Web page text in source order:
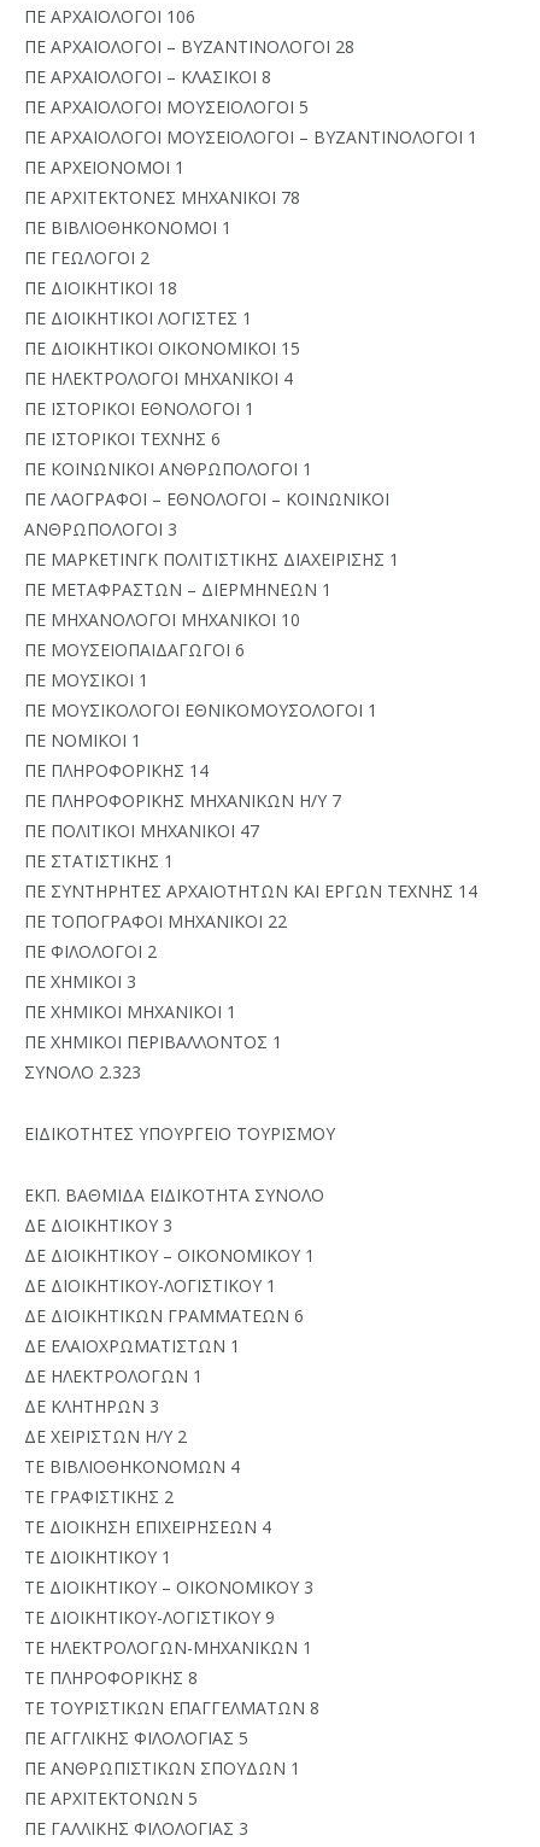
ΠΕ ΑΡΧΑΙΟΛΟΓΟΙ 106
ΠΕ ΑΡΧΑΙΟΛΟΓΟΙ – ΒΥΖΑΝΤΙΝΟΛΟΓΟΙ 28
ΠΕ ΑΡΧΑΙΟΛΟΓΟΙ – ΚΛΑΣΙΚΟΙ 8
ΠΕ ΑΡΧΑΙΟΛΟΓΟΙ ΜΟΥΣΕΙΟΛΟΓΟΙ 5
ΠΕ ΑΡΧΑΙΟΛΟΓΟΙ ΜΟΥΣΕΙΟΛΟΓΟΙ – ΒΥΖΑΝΤΙΝΟΛΟΓΟΙ 1
ΠΕ ΑΡΧΕΙΟΝΟΜΟΙ 1
ΠΕ ΑΡΧΙΤΕΚΤΟΝΕΣ ΜΗΧΑΝΙΚΟΙ 78
ΠΕ ΒΙΒΛΙΟΘΗΚΟΝΟΜΟΙ 1
ΠΕ ΓΕΩΛΟΓΟΙ 2
ΠΕ ΔΙΟΙΚΗΤΙΚΟΙ 18
ΠΕ ΔΙΟΙΚΗΤΙΚΟΙ ΛΟΓΙΣΤΕΣ 1
ΠΕ ΔΙΟΙΚΗΤΙΚΟΙ ΟΙΚΟΝΟΜΙΚΟΙ 15
ΠΕ ΗΛΕΚΤΡΟΛΟΓΟΙ ΜΗΧΑΝΙΚΟΙ 4
ΠΕ ΙΣΤΟΡΙΚΟΙ ΕΘΝΟΛΟΓΟΙ 1
ΠΕ ΙΣΤΟΡΙΚΟΙ ΤΕΧΝΗΣ 6
ΠΕ ΚΟΙΝΩΝΙΚΟΙ ΑΝΘΡΩΠΟΛΟΓΟΙ 1
ΠΕ ΛΑΟΓΡΑΦΟΙ – ΕΘΝΟΛΟΓΟΙ – ΚΟΙΝΩΝΙΚΟΙ
ΑΝΘΡΩΠΟΛΟΓΟΙ 3
ΠΕ ΜΑΡΚΕΤΙΝΓΚ ΠΟΛΙΤΙΣΤΙΚΗΣ ΔΙΑΧΕΙΡΙΣΗΣ 1
ΠΕ ΜΕΤΑΦΡΑΣΤΩΝ – ΔΙΕΡΜΗΝΕΩΝ 1
ΠΕ ΜΗΧΑΝΟΛΟΓΟΙ ΜΗΧΑΝΙΚΟΙ 10
ΠΕ ΜΟΥΣΕΙΟΠΑΙΔΑΓΩΓΟΙ 6
ΠΕ ΜΟΥΣΙΚΟΙ 1
ΠΕ ΜΟΥΣΙΚΟΛΟΓΟΙ ΕΘΝΙΚΟΜΟΥΣΟΛΟΓΟΙ 1
ΠΕ ΝΟΜΙΚΟΙ 1
ΠΕ ΠΛΗΡΟΦΟΡΙΚΗΣ 14
ΠΕ ΠΛΗΡΟΦΟΡΙΚΗΣ ΜΗΧΑΝΙΚΩΝ Η/Υ 7
ΠΕ ΠΟΛΙΤΙΚΟΙ ΜΗΧΑΝΙΚΟΙ 47
ΠΕ ΣΤΑΤΙΣΤΙΚΗΣ 1
ΠΕ ΣΥΝΤΗΡΗΤΕΣ ΑΡΧΑΙΟΤΗΤΩΝ ΚΑΙ ΕΡΓΩΝ ΤΕΧΝΗΣ 14
ΠΕ ΤΟΠΟΓΡΑΦΟΙ ΜΗΧΑΝΙΚΟΙ 22
ΠΕ ΦΙΛΟΛΟΓΟΙ 2
ΠΕ ΧΗΜΙΚΟΙ 3
ΠΕ ΧΗΜΙΚΟΙ ΜΗΧΑΝΙΚΟΙ 1
ΠΕ ΧΗΜΙΚΟΙ ΠΕΡΙΒΑΛΛΟΝΤΟΣ 1
ΣΥΝΟΛΟ 2.323
ΕΙΔΙΚΟΤΗΤΕΣ ΥΠΟΥΡΓΕΙΟ ΤΟΥΡΙΣΜΟΥ
ΕΚΠ. ΒΑΘΜΙΔΑ ΕΙΔΙΚΟΤΗΤΑ ΣΥΝΟΛΟ
ΔΕ ΔΙΟΙΚΗΤΙΚΟΥ 3
ΔΕ ΔΙΟΙΚΗΤΙΚΟΥ – ΟΙΚΟΝΟΜΙΚΟΥ 1
ΔΕ ΔΙΟΙΚΗΤΙΚΟΥ-ΛΟΓΙΣΤΙΚΟΥ 1
ΔΕ ΔΙΟΙΚΗΤΙΚΩΝ ΓΡΑΜΜΑΤΕΩΝ 6
ΔΕ ΕΛΑΙΟΧΡΩΜΑΤΙΣΤΩΝ 1
ΔΕ ΗΛΕΚΤΡΟΛΟΓΩΝ 1
ΔΕ ΚΛΗΤΗΡΩΝ 3
ΔΕ ΧΕΙΡΙΣΤΩΝ Η/Υ 2
ΤΕ ΒΙΒΛΙΟΘΗΚΟΝΟΜΩΝ 4
ΤΕ ΓΡΑΦΙΣΤΙΚΗΣ 2
ΤΕ ΔΙΟΙΚΗΣΗ ΕΠΙΧΕΙΡΗΣΕΩΝ 4
ΤΕ ΔΙΟΙΚΗΤΙΚΟΥ 1
ΤΕ ΔΙΟΙΚΗΤΙΚΟΥ – ΟΙΚΟΝΟΜΙΚΟΥ 3
ΤΕ ΔΙΟΙΚΗΤΙΚΟΥ-ΛΟΓΙΣΤΙΚΟΥ 9
ΤΕ ΗΛΕΚΤΡΟΛΟΓΩΝ-ΜΗΧΑΝΙΚΩΝ 1
ΤΕ ΠΛΗΡΟΦΟΡΙΚΗΣ 8
ΤΕ ΤΟΥΡΙΣΤΙΚΩΝ ΕΠΑΓΓΕΛΜΑΤΩΝ 8
ΠΕ ΑΓΓΛΙΚΗΣ ΦΙΛΟΛΟΓΙΑΣ 5
ΠΕ ΑΝΘΡΩΠΙΣΤΙΚΩΝ ΣΠΟΥΔΩΝ 1
ΠΕ ΑΡΧΙΤΕΚΤΟΝΩΝ 5
ΠΕ ΓΑΛΛΙΚΗΣ ΦΙΛΟΛΟΓΙΑΣ 3